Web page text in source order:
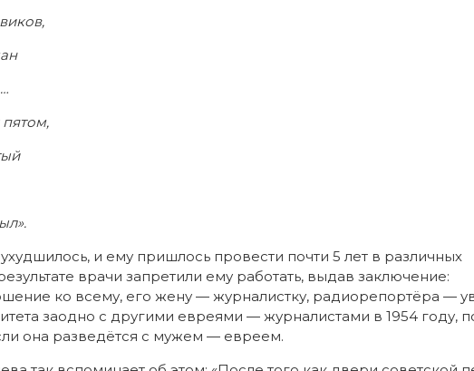
и ему пришлось провести почти 5 лет в различных
врачи запретили ему работать, выдав заключение:
ко всему, его жену — журналистку, радиорепортёра —
заодно с другими евреями — журналистами в 1954 году,
она разведётся с мужем — евреем.